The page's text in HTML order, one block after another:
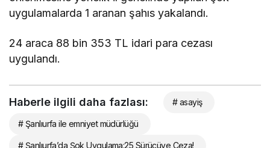
uygulamalarda 1 aranan şahıs yakalandı.
24 araca 88 bin 353 TL idari para cezası
uygulandı.
Haberle ilgili daha fazlası: # asayiş
# Şanlıurfa ile emniyet müdürlüğü
# Şanlıurfa’da Şok Uygulama:25 Sürücüye Ceza!